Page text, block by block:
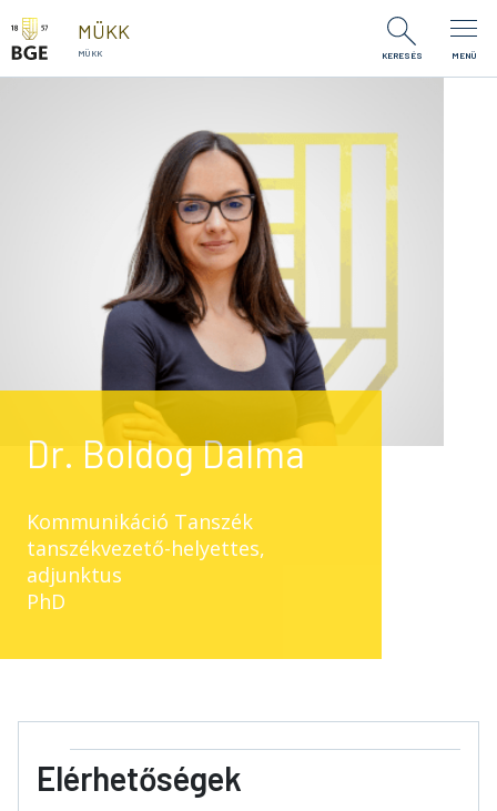
Ugrás a tartalomra
MÜKK
MÜKK KERESÉS MENÜ
Dr. Boldog Dalma
Kommunikáció Tanszék
tanszékvezető-helyettes,
adjunktus
PhD
Elérhetőségek